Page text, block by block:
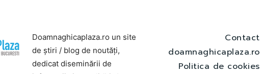
Doamnaghicaplaza.ro un site
de știri / blog de noutăți,
dedicat diseminării de
Contact
doamnaghicaplaza.ro
Politica de cookies